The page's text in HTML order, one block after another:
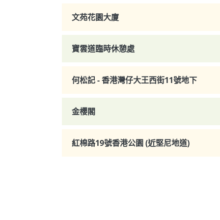
文苑花園大廈
寶雲道臨時休憩處
何松記 - 香港灣仔大王西街11號地下
金櫻閣
紅棉路19號香港公園 (近堅尼地道)